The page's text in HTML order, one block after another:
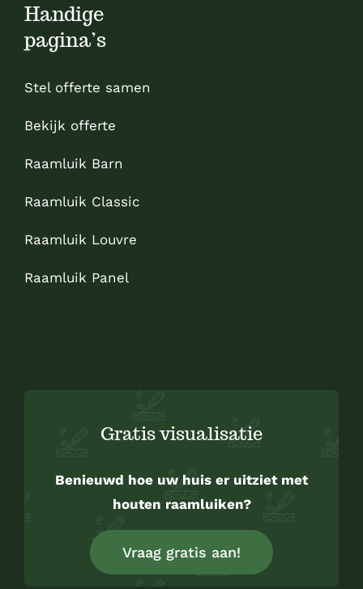
Handige
pagina’s
Stel offerte samen
Bekijk offerte
Raamluik Barn
Raamluik Classic
Raamluik Louvre
Raamluik Panel
Gratis visualisatie
Benieuwd hoe uw huis er uitziet met
houten raamluiken?
Vraag gratis aan!